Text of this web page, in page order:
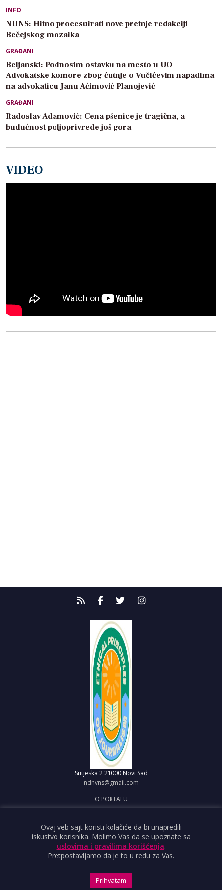
INFO
NUNS: Hitno procesuirati nove pretnje redakciji
Bečejskog mozaika
GRAĐANI
Beljanski: Podnosim ostavku na mesto u UO
Advokatske komore zbog ćutnje o Vučićevim napadima
na advokaticu Janu Aćimović Planojević
GRAĐANI
Radoslav Adamović: Cena pšenice je tragična, a
budućnost poljoprivrede još gora
VIDEO
Sutjeska 2 21000 Novi Sad
ndnvns@gmail.com
O PORTALU
OBJAVI VEST
USLOVI KORIŠĆENJA
Ovaj veb sajt koristi kolačiće da bi unapredili
iskustvo korisnika. Molimo Vas da se upoznate sa
uslovima i pravilima korišćenja.
Pretpostavljamo da je to u redu za Vas.
Prihvatam